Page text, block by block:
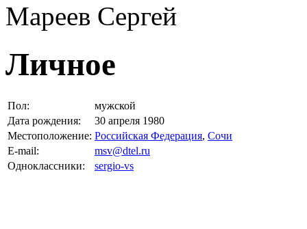
Мареев Сергей
Личное
Пол:
мужской
Дата рождения:
30 апреля 1980
Местоположение: Российская Федерация, Сочи
E-mail:
msv@dtel.ru
Одноклассники:
sergio-vs